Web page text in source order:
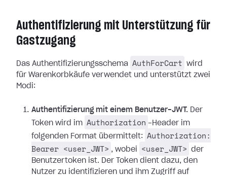
Authentifizierung mit Unterstützung für
Gastzugang
Das Authentifizierungsschema AuthForCart
wird
für Warenkorbkäufe verwendet und unterstützt zwei
Modi:
Authentifizierung mit einem Benutzer-JWT. Der
Token wird im Authorization -Header im
folgenden Format übermittelt:
Authorization:
Bearer <user_JWT> , wobei <user_JWT>
der
Benutzertoken ist. Der Token dient dazu, den
Nutzer zu identifizieren und ihm Zugriff auf